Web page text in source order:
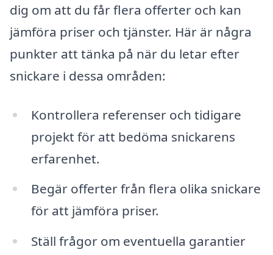
dig om att du får flera offerter och kan
jämföra priser och tjänster. Här är några
punkter att tänka på när du letar efter
snickare i dessa områden:
Kontrollera referenser och tidigare
projekt för att bedöma snickarens
erfarenhet.
Begär offerter från flera olika snickare
för att jämföra priser.
Ställ frågor om eventuella garantier